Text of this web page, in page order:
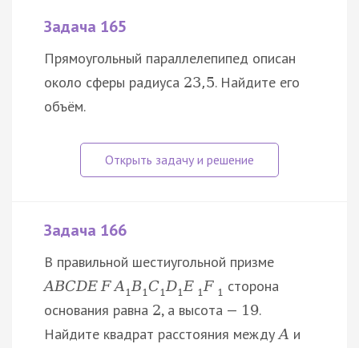
Задача 165
Прямоугольный параллелепипед описан
около сферы радиуса 23,5. Найдите его
объём.
Задача 166
В правильной шестиугольной призме
ABCDE F A 1B1C1D1E 1F 1 сторона
основания равна 2, а высота — 19.
Найдите квадрат расстояния междуA и